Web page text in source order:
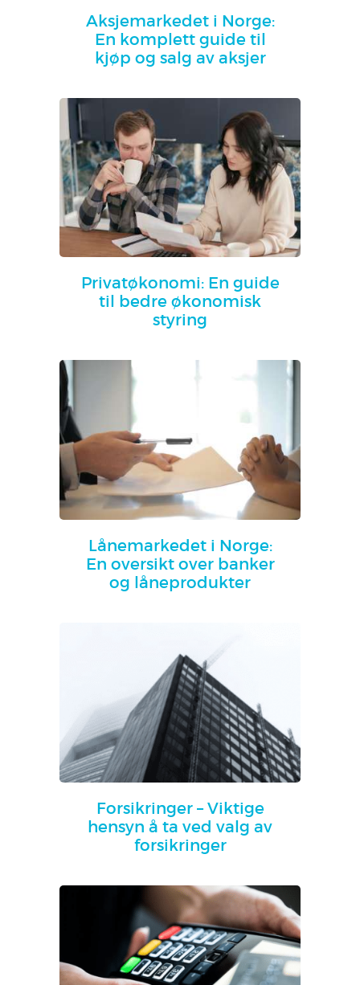
Aksjemarkedet i Norge:
En komplett guide til
kjøp og salg av aksjer
Privatøkonomi: En guide
til bedre økonomisk
styring
Lånemarkedet i Norge:
En oversikt over banker
og låneprodukter
Forsikringer – Viktige
hensyn å ta ved valg av
forsikringer